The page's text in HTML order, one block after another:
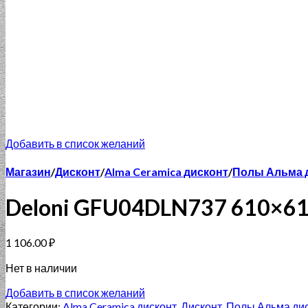
Добавить в список желаний
Магазин/Дисконт/Alma Ceramica дисконт/Полы Альма
Deloni GFU04DLN737
1 106.00₽
Нет в наличии
Добавить в список желаний